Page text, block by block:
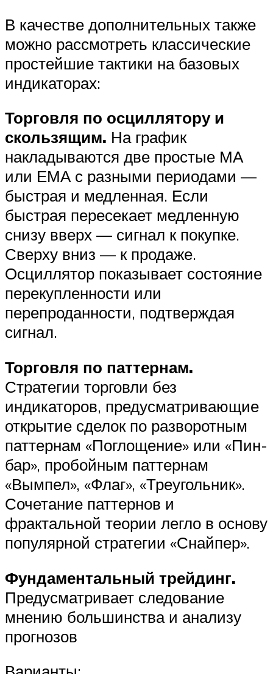
В качестве дополнительных также
можно рассмотреть классические
простейшие тактики на базовых
индикаторах:
Торговля по осциллятору и
скользящим. На график
накладываются две простые МА
или ЕМА с разными периодами —
быстрая и медленная. Если
быстрая пересекает медленную
снизу вверх — сигнал к покупке.
Сверху вниз — к продаже.
Осциллятор показывает состояние
перекупленности или
перепроданности, подтверждая
сигнал.
Торговля по паттернам.
Стратегии торговли без
индикаторов, предусматривающие
открытие сделок по разворотным
паттернам «Поглощение» или «Пин-
бар», пробойным паттернам
«Вымпел», «Флаг», «Треугольник».
Сочетание паттернов и
фрактальной теории легло в основу
популярной стратегии «Снайпер».
Фундаментальный трейдинг.
Предусматривает следование
мнению большинства и анализу
прогнозов